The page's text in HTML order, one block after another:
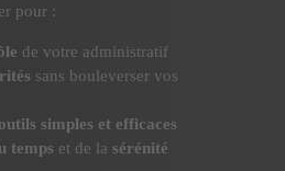
pour :
de votre administratif
sans bouleverser vos
outils simples et efficaces
temps et de la sérénité